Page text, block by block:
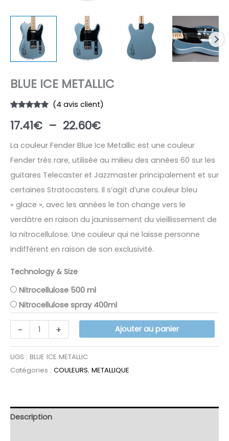
BLUE ICE METALLIC
sur 5
basé sur
client
(4 avis client)
17.41€ – 22.60€Plage
de
prix :
17.41€
à
22.60€
La couleur Fender Blue Ice Metallic est une couleur
Fender très rare, utilisée au milieu des années 60 sur les
guitares Telecaster et Jazzmaster principalement et sur
certaines Stratocasters. Il s’agit d’une couleur bleu
« glace », avec les années le ton change vers le
verdâtre en raison du jaunissement du vieillissement de
la nitrocellulose. Une couleur qui ne laisse personne
indifférent en raison de son exclusivité.
Technology & Size
Nitrocellulose 500 ml
Nitrocellulose spray 400ml
-
quantité
de
BLUE
ICE
+ Ajouter au panier
UGS : BLUE ICE METALLIC
Catégories : COULEURS, METALLIQUE
Description